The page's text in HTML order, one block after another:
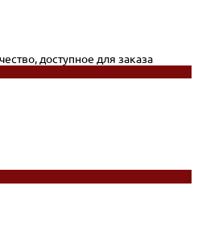
доступное для заказа